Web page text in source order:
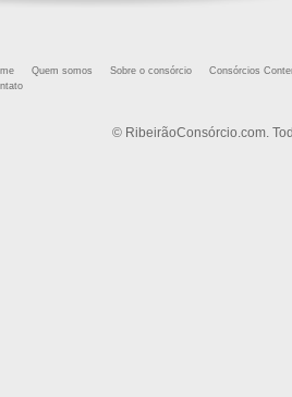
Quem somos Sobre o consórcio
Consórcios
© RibeirãoConsórcio.com.